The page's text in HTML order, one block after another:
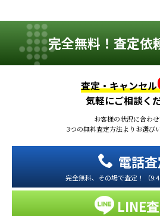
完全無料！査定依
査定・キャンセル
気軽にご相談く
お客様の状況に合わせ
3つの無料査定方法よりお選び
電話
完全無料、その場で査定！（
LINE